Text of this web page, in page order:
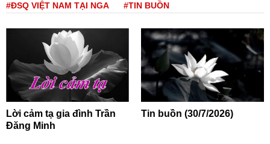
#ĐSQ VIỆT NAM TẠI NGA #TIN BUỒN
Lời cảm tạ gia đình Trần
Đăng Minh
Tin buồn (30/7/2026)